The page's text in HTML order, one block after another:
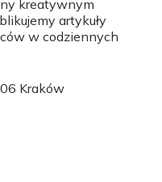
kreatywnym
artykuły
w codziennych
Kraków